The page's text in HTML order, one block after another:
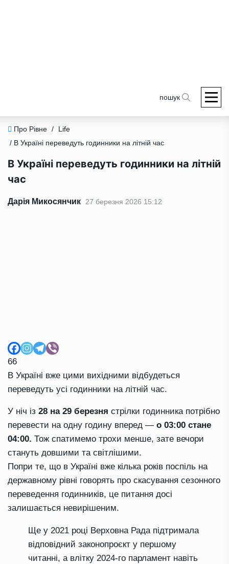
пошук
Про Рівне /
Life
/ В Україні переведуть годинники на літній час
В Україні переведуть годинники на літній
час
Дарія Микосянчик 27 березня 2026 15:12
66
В Україні вже цими вихідними відбудеться
переведуть усі годинники на літній час.
У ніч із 28 на 29 березня стрілки годинника потрібно
перевести на одну годину вперед — о 03:00 стане
04:00. Тож спатимемо трохи менше, зате вечори
стануть довшими та світлішими.
Попри те, що в Україні вже кілька років поспіль на
державному рівні говорять про скасування сезонного
переведення годинників, це питання досі
залишається невирішеним.
Ще у 2021 році Верховна Рада підтримала
відповідний законопроєкт у першому
читанні, а влітку 2024-го парламент навіть